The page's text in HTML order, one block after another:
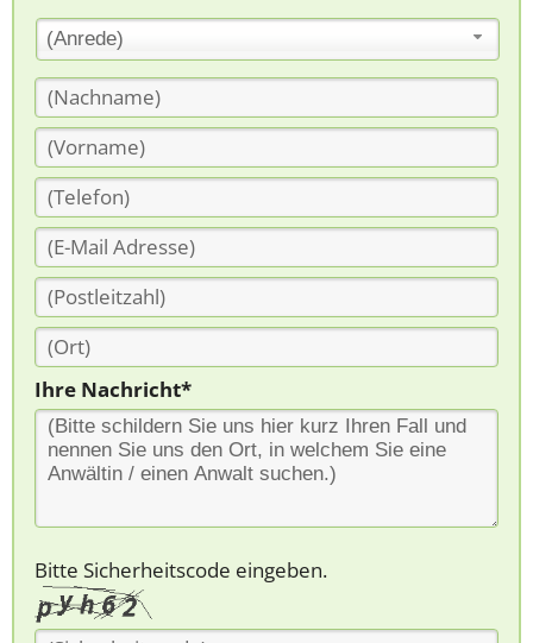
(Anrede)
Ihre Nachricht*
Bitte Sicherheitscode eingeben.